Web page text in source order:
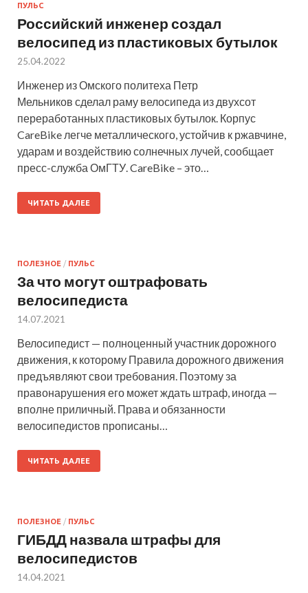
ПУЛЬС
Российский инженер создал
велосипед из пластиковых бутылок
25.04.2022
Инженер из Омского политеха Петр
Мельников сделал раму велосипеда из двухсот
переработанных пластиковых бутылок. Корпус
CareBike легче металлического, устойчив к ржавчине,
ударам и воздействию солнечных лучей, сообщает
пресс-служба ОмГТУ. CareBike – это…
ЧИТАТЬ ДАЛЕЕ
ПОЛЕЗНОЕ / ПУЛЬС
За что могут оштрафовать
велосипедиста
14.07.2021
Велосипедист — полноценный участник дорожного
движения, к которому Правила дорожного движения
предъявляют свои требования. Поэтому за
правонарушения его может ждать штраф, иногда —
вполне приличный. Права и обязанности
велосипедистов прописаны…
ЧИТАТЬ ДАЛЕЕ
ПОЛЕЗНОЕ / ПУЛЬС
ГИБДД назвала штрафы для
велосипедистов
14.04.2021